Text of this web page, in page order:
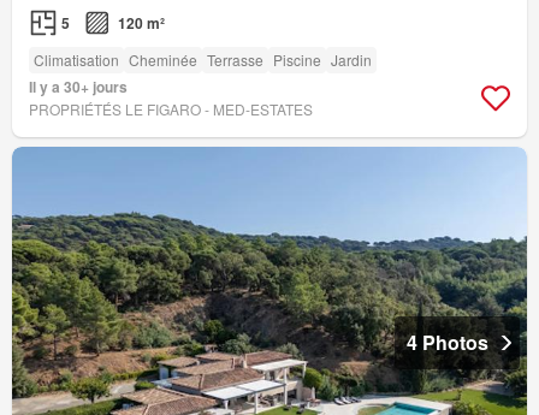
5 120 m²
Climatisation Cheminée Terrasse Piscine Jardin
Il y a 30+ jours
PROPRIÉTÉS LE FIGARO - MED-ESTATES
4 Photos